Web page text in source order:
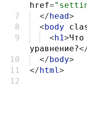
7
8
9
10
11
12
href=
</head>
<body
<h1>
уравнение?
</body>
</html>